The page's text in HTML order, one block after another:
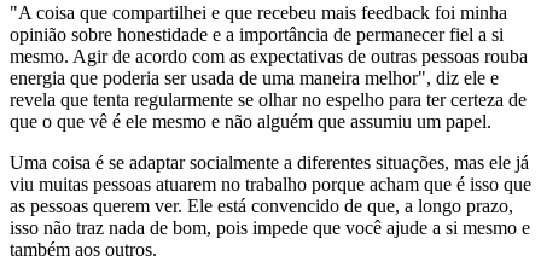
"A coisa que compartilhei e que recebeu mais feedback foi minha
opinião sobre honestidade e a importância de permanecer fiel a si
mesmo. Agir de acordo com as expectativas de outras pessoas rouba
energia que poderia ser usada de uma maneira melhor", diz ele e
revela que tenta regularmente se olhar no espelho para ter certeza de
que o que vê é ele mesmo e não alguém que assumiu um papel.
Uma coisa é se adaptar socialmente a diferentes situações, mas ele já
viu muitas pessoas atuarem no trabalho porque acham que é isso que
as pessoas querem ver. Ele está convencido de que, a longo prazo,
isso não traz nada de bom, pois impede que você ajude a si mesmo e
também aos outros.